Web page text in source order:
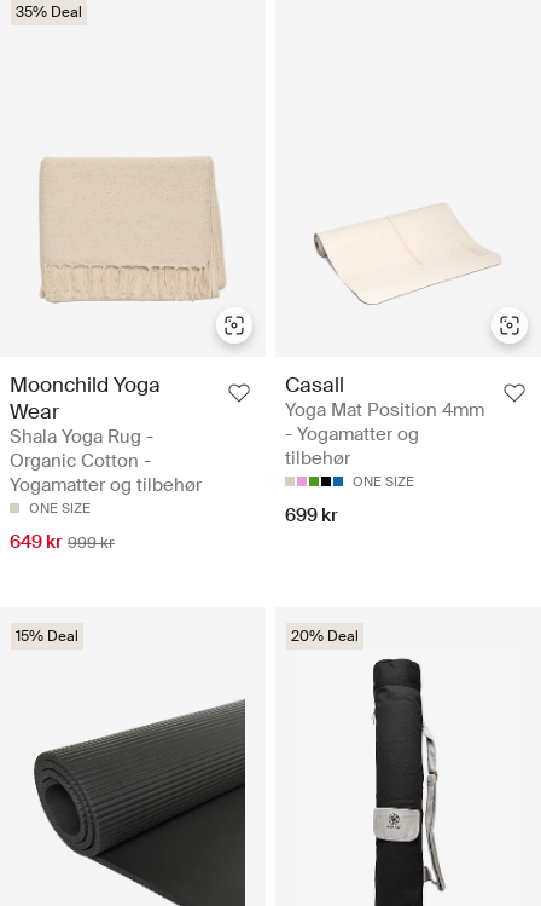
35% Deal
Moonchild Yoga
Wear
Shala Yoga Rug -
Organic Cotton -
Yogamatter og tilbehør
ONE SIZE
649 kr 999 kr
Casall
Yoga Mat Position 4mm
- Yogamatter og
tilbehør
ONE SIZE
699 kr
15% Deal 20% Deal